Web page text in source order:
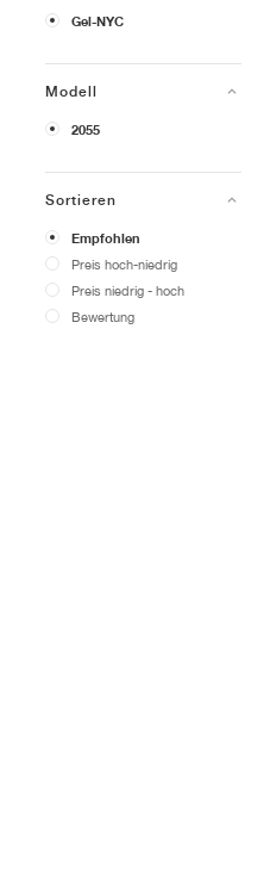
Gel-NYC
Modell
2055
Sortieren
Empfohlen
Preis hoch-niedrig
Preis niedrig - hoch
Bewertung